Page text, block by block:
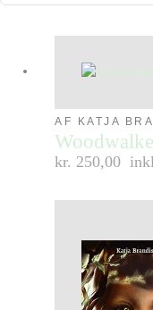
AF KATJA
kr. 250,00